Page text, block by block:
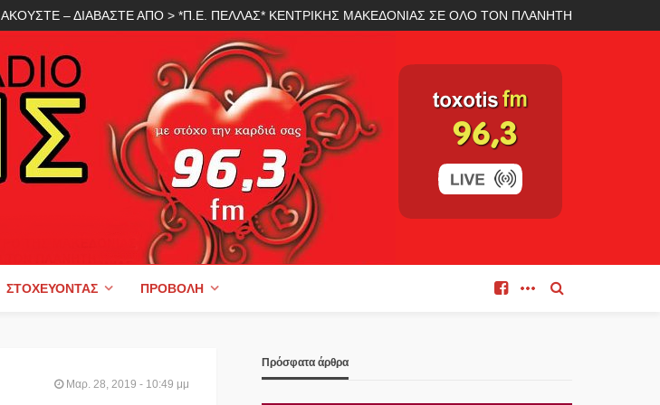
ΑΚΟΥΣΤΕ – ΔΙΑΒΑΣΤΕ ΑΠΟ > *Π.Ε. ΠΕΛΛΑΣ* ΚΕΝΤΡΙΚΗΣ ΜΑΚΕΔΟΝΙΑΣ ΣΕ ΟΛΟ ΤΟΝ ΠΛΑΝΗΤΗ
ΣΤΟΧΕΎΟΝΤΑΣ ΠΡΟΒΟΛΉ
Μαρ. 28, 2019 - 10:49 μμ
Πρόσφατα άρθρα